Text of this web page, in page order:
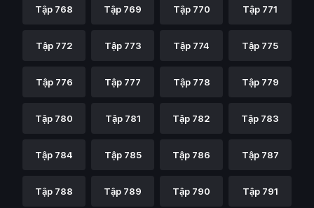
Tập 768 Tập 769 Tập 770 Tập 771
Tập 772 Tập 773 Tập 774 Tập 775
Tập 776 Tập 777 Tập 778 Tập 779
Tập 780 Tập 781 Tập 782 Tập 783
Tập 784 Tập 785 Tập 786 Tập 787
Tập 788 Tập 789 Tập 790 Tập 791